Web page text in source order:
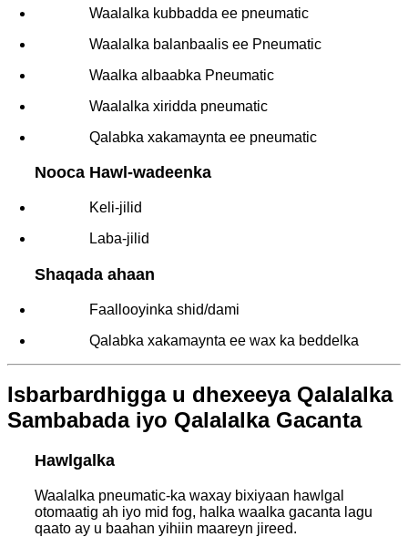
Waalalka kubbadda ee pneumatic
Waalalka balanbaalis ee Pneumatic
Waalka albaabka Pneumatic
Waalalka xiridda pneumatic
Qalabka xakamaynta ee pneumatic
Nooca Hawl-wadeenka
Keli-jilid
Laba-jilid
Shaqada ahaan
Faallooyinka shid/dami
Qalabka xakamaynta ee wax ka beddelka
Isbarbardhigga u dhexeeya Qalalalka
Sambabada iyo Qalalalka Gacanta
Hawlgalka
Waalalka pneumatic-ka waxay bixiyaan hawlgal
otomaatig ah iyo mid fog, halka waalka gacanta lagu
qaato ay u baahan yihiin maareyn jireed.